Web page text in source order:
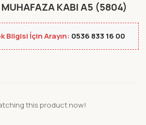
MUHAFAZA KABI A5 (5804)
Bilgisi İçin Arayın: 0536 833 16 00
this product now!